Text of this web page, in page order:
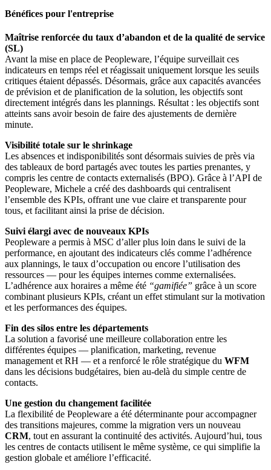
Bénéfices pour l'entreprise
Maîtrise renforcée du taux d’abandon et de la qualité de service
(SL)
Avant la mise en place de Peopleware, l’équipe surveillait ces
indicateurs en temps réel et réagissait uniquement lorsque les seuils
critiques étaient dépassés. Désormais, grâce aux capacités avancées
de prévision et de planification de la solution, les objectifs sont
directement intégrés dans les plannings. Résultat : les objectifs sont
atteints sans avoir besoin de faire des ajustements de dernière
minute.
Visibilité totale sur le shrinkage
Les absences et indisponibilités sont désormais suivies de près via
des tableaux de bord partagés avec toutes les parties prenantes, y
compris les centre de contacts externalisés (BPO). Grâce à l’API de
Peopleware, Michele a créé des dashboards qui centralisent
l’ensemble des KPIs, offrant une vue claire et transparente pour
tous, et facilitant ainsi la prise de décision.
Suivi élargi avec de nouveaux KPIs
Peopleware a permis à MSC d’aller plus loin dans le suivi de la
performance, en ajoutant des indicateurs clés comme l’adhérence
aux plannings, le taux d’occupation ou encore l’utilisation des
ressources — pour les équipes internes comme externalisées.
L’adhérence aux horaires a même été “gamifiée” grâce à un score
combinant plusieurs KPIs, créant un effet stimulant sur la motivation
et les performances des équipes.
Fin des silos entre les départements
La solution a favorisé une meilleure collaboration entre les
différentes équipes — planification, marketing, revenue
management et RH — et a renforcé le rôle stratégique du WFM
dans les décisions budgétaires, bien au-delà du simple centre de
contacts.
Une gestion du changement facilitée
La flexibilité de Peopleware a été déterminante pour accompagner
des transitions majeures, comme la migration vers un nouveau
CRM, tout en assurant la continuité des activités. Aujourd’hui, tous
les centres de contacts utilisent le même système, ce qui simplifie la
gestion globale et améliore l’efficacité.